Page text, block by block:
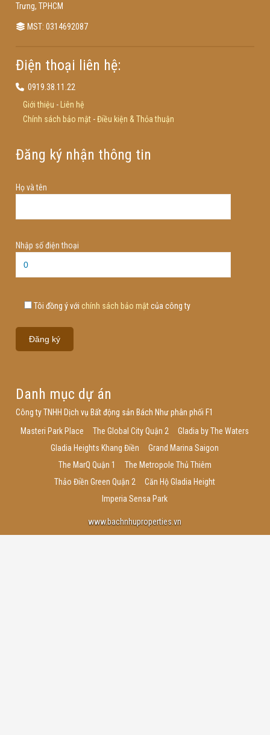
Trưng, TPHCM
MST: 0314692087
Điện thoại liên hệ:
0919.38.11.22
Giới thiệu -
Liên hệ
Chính sách bảo mật-Điều kiện & Thỏa thuận
Đăng ký nhận thông tin
Họ và tên
Nhập số điện thoại
Tôi đồng ý với chính sách bảo mậtcủa công ty
Danh mục dự án
Công ty TNHH Dịch vụ Bất động sản Bách Như phân phối F1
Masteri Park Place
The Global City Quận 2
Gladia by The Waters
Gladia Heights Khang Điền
Grand Marina Saigon
The MarQ Quận 1
The Metropole Thủ Thiêm
Thảo Điền Green Quận 2
Căn Hộ Gladia Height
Imperia Sensa Park
www.bachnhuproperties.vn